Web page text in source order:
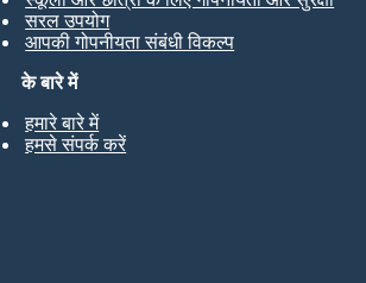
के बारे में
हमारे बारे में
हमसे संपर्क करें
सरल उपयोग
आपकी गोपनीयता संबंधी विकल्प